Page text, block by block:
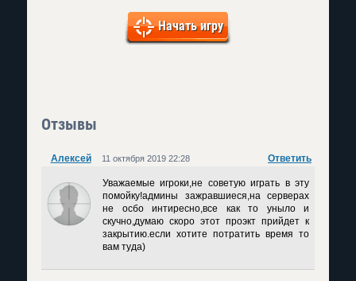
Начать игру
Отзывы
Алексей Ответить
11 октября 2019 22:28
Уважаемые игроки,не советую играть в эту
помойку!админы зажравшиеся,на серверах
не осбо интиресно,все как то уныло и
скучно,думаю скоро этот проэкт прийдет к
закрытию.если хотите потратить время то
вам туда)